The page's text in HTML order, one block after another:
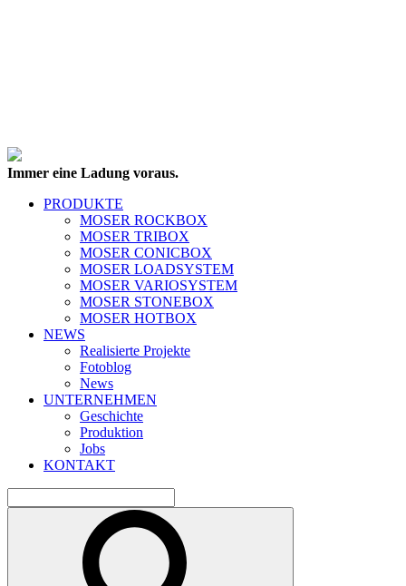
Immer eine Ladung voraus.
PRODUKTE
MOSER ROCKBOX
MOSER TRIBOX
MOSER CONICBOX
MOSER LOADSYSTEM
MOSER VARIOSYSTEM
MOSER STONEBOX
MOSER HOTBOX
NEWS
Realisierte Projekte
Fotoblog
News
UNTERNEHMEN
Geschichte
Produktion
Jobs
KONTAKT